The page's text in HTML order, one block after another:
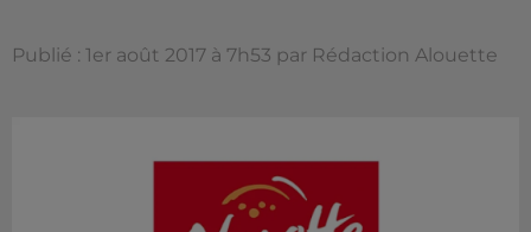
Publié : 1er août 2017 à 7h53 par Rédaction Alouette